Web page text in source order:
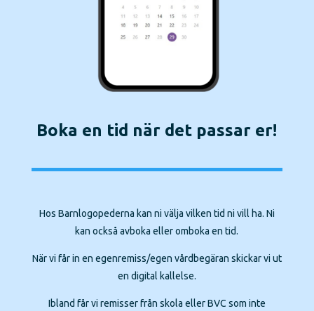
Boka en tid när det passar er!
Hos Barnlogopederna kan ni välja vilken tid ni vill ha. Ni
kan också avboka eller omboka en tid.
När vi får in en egenremiss/egen vårdbegäran skickar vi ut
en digital kallelse.
Ibland får vi remisser från skola eller BVC som inte